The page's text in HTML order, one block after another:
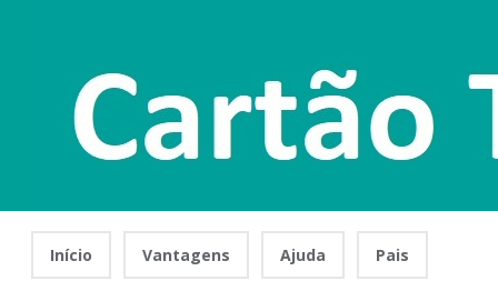
Início Vantagens Ajuda Pais